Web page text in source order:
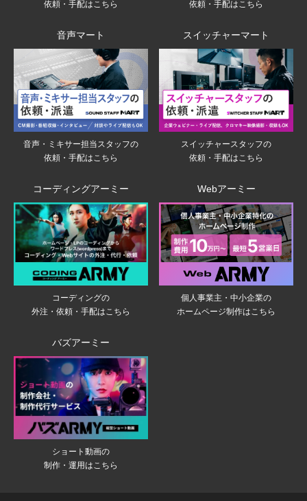
依頼・手配はこちら
依頼・手配はこちら
音声マート
音声・ミキサー担当スタッフの
依頼・手配はこちら
スイッチャーマート
スイッチャースタッフの
依頼・手配はこちら
コーディングアーミー
コーディングの
外注・依頼・手配はこちら
Webアーミー
個人事業主・中小企業の
ホームページ制作はこちら
バズアーミー
ショート動画の
制作・運用はこちら